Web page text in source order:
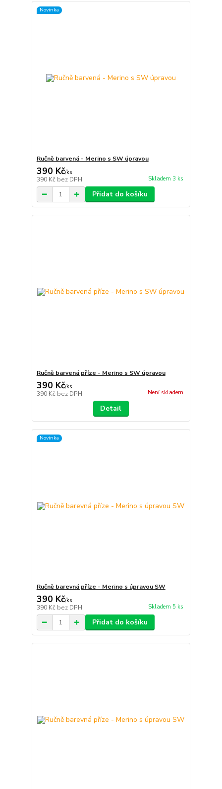
Novinka
Ručně barvená - Merino s SW úpravou
390 Kč/ks
390 Kč bez DPH Skladem 3 ks
Přidat do košíku
Ručně barvená příze - Merino s SW úpravou
390 Kč/ks
390 Kč bez DPH Není skladem
Detail
Novinka
Ručně barevná příze - Merino s úpravou SW
390 Kč/ks
390 Kč bez DPH Skladem 5 ks
Přidat do košíku